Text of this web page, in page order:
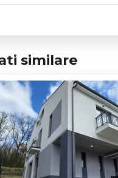
similare